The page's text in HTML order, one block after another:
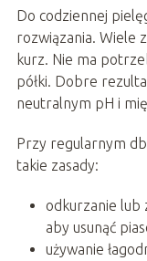
Do codziennej
rozwiązania. Wiele
kurz. Nie ma
półki. Dobre
neutralnym pH i
Przy regularnym
takie zasady:
odkurzanie lub
aby usunąć
używanie